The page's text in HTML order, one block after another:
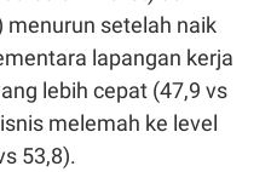
menurun setelah naik
lapangan kerja
lebih cepat (47,9 vs
melemah ke level
53,8).